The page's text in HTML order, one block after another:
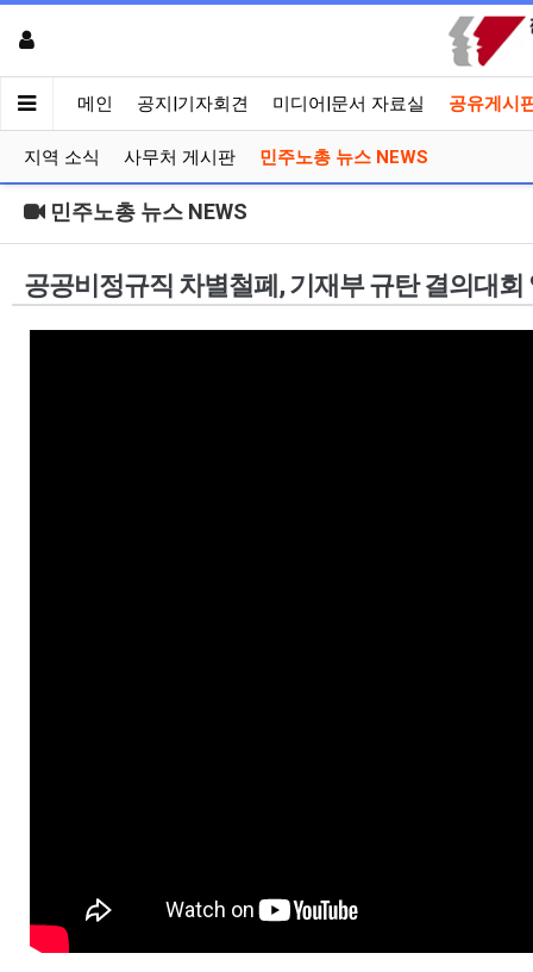
메인 공지|기자회견 미디어|문서 자료실 공유게시
지역 소식 사무처 게시판 민주노총 뉴스 NEWS
민주노총 뉴스 NEWS
공공비정규직 차별철폐, 기재부 규탄 결의대